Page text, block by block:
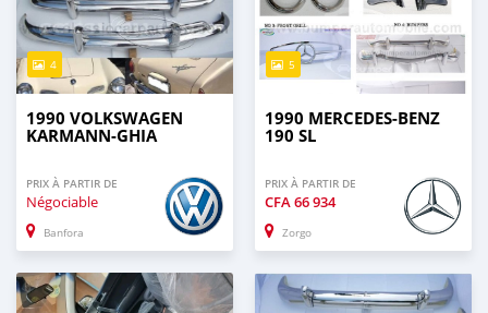
4
1990 VOLKSWAGEN
KARMANN-GHIA
PRIX À PARTIR DE
Négociable
Banfora
5
1990 MERCEDES-BENZ
190 SL
PRIX À PARTIR DE
CFA66 934
Zorgo